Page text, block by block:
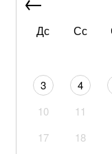
Дс
Сс
3
4
10
11
17
18